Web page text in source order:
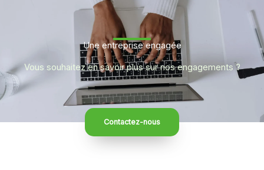
Une entreprise engagée
Vous souhaitez en savoir plus sur nos engagements ?
Contactez-nous